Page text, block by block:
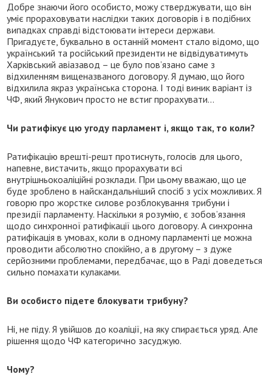
Добре знаючи його особисто, можу стверджувати, що він
уміє прораховувати наслідки таких договорів і в подібних
випадках справді відстоювати інтереси держави.
Пригадуєте, буквально в останній момент стало відомо, що
український та російський президенти не відвідуватимуть
Харківський авіазавод – це було пов’язано саме з
відхиленням вищеназваного договору. Я думаю, що його
відхилила якраз українська сторона. І тоді виник варіант із
ЧФ, який Янукович просто не встиг прорахувати...
Чи ратифікує цю угоду парламент і, якщо так, то коли?
Ратифікацію врешті-решт протиснуть, голосів для цього,
напевне, вистачить, якщо прорахувати всі
внутрішньокоаліційні розклади. При цьому вважаю, що це
буде зроблено в найскандальніший спосіб з усіх можливих. Я
говорю про жорстке силове розблокування трибуни і
президії парламенту. Наскільки я розумію, є зобов’язання
щодо синхронної ратифікації цього договору. А синхронна
ратифікація в умовах, коли в одному парламенті це можна
проводити абсолютно спокійно, а в другому – з дуже
серйозними проблемами, передбачає, що в Раді доведеться
сильно помахати кулаками.
Ви особисто підете блокувати трибуну?
Ні, не піду. Я увійшов до коаліції, на яку спирається уряд. Але
рішення щодо ЧФ категорично засуджую.
Чому?